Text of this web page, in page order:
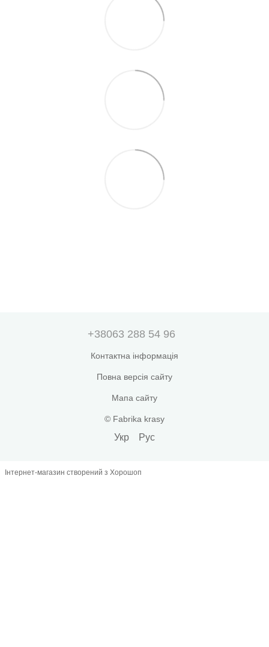
+38063 288 54 96
Контактна інформація
Повна версія сайту
Мапа сайту
© Fabrika krasy
Укр Рус
Інтернет-магазин створений з Хорошоп